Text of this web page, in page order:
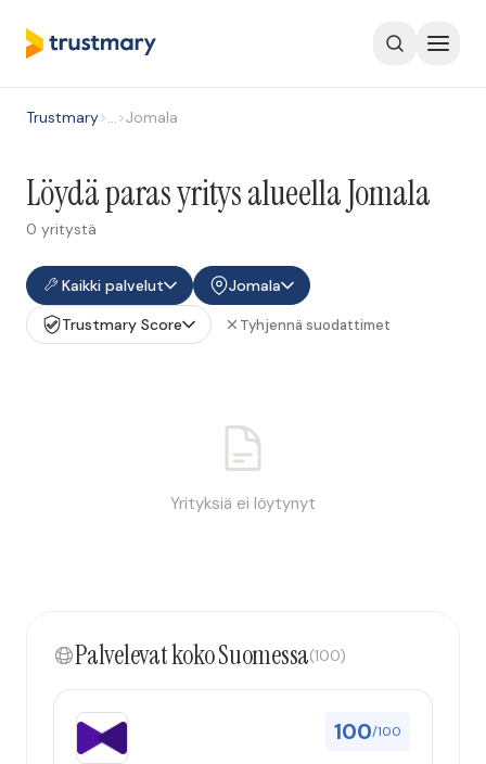
Trustmary>…>Jomala
Löydä paras yritys alueella Jomala
0 yritystä
Kaikki palvelut
Jomala
Trustmary Score
Tyhjennä suodattimet
Yrityksiä ei löytynyt
Palvelevat koko Suomessa(100)
100/100